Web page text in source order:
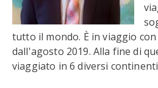
tutto il mondo. È in viaggio con
dall'agosto 2019. Alla fine di
viaggiato in 6 diversi